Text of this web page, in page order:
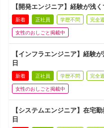
【開発エンジニア】経験が浅
新着 正社員 学歴不問 完全
女性のおしごと掲載中
【インフラエンジニア】経験
日
新着 正社員 学歴不問 完全
女性のおしごと掲載中
【システムエンジニア】在宅
日